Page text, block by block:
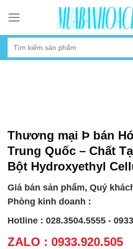
content
Thương mại Þ bán
Trung Quốc – Chất
Bột Hydroxyethyl
Giá bán sản phẩm, Quý
Phòng kinh doanh :
Hotline : 028.3504.5555 -
ZALO : 0933.920.505